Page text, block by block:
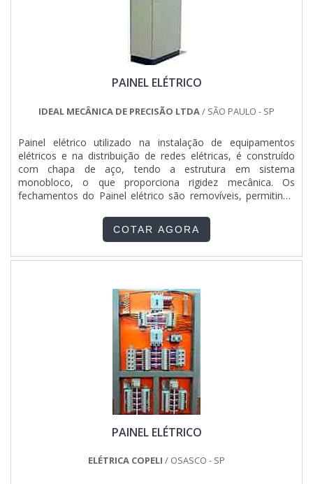
PAINEL ELÉTRICO
IDEAL MECÂNICA DE PRECISÃO LTDA/ SÃO PAULO - SP
Painel elétrico utilizado na instalação de equipamentos
elétricos e na distribuição de redes elétricas, é construído
com chapa de aço, tendo a estrutura em sistema
monobloco, o que proporciona rigidez mecânica. Os
fechamentos do Painel elétrico são removíveis, permitindo
possibilidade de abertura para a direita e para a esquerda,
incluindo fecho tipo cremona. O Painel elétrico recebe
COTAR AGORA
PAINEL ELÉTRICO
ELÉTRICA COPELI / OSASCO - SP